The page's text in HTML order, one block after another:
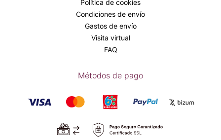
Política de cookies
Condiciones de envío
Gastos de envío
Visita virtual
FAQ
Métodos de pago